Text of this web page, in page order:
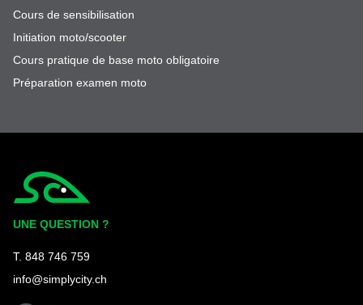
Cours de sensibilisation
Initiation moto/scooter
Cours pratique de base moto obligatoire
Préparation examen moto
UNE QUESTION ?
T. 848 746 759
info@simplycity.ch